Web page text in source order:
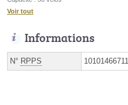
Voir tout
Informations
N° RPPS 10101466711